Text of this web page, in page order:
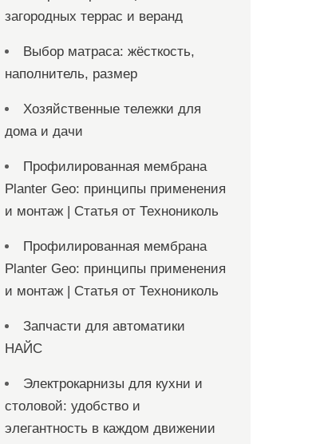
загородных террас и веранд
Выбор матраса: жёсткость,
наполнитель, размер
Хозяйственные тележки для
дома и дачи
Профилированная мембрана
Planter Geo: принципы применения
и монтаж | Статья от Технониколь
Профилированная мембрана
Planter Geo: принципы применения
и монтаж | Статья от Технониколь
Запчасти для автоматики
НАЙС
Электрокарнизы для кухни и
столовой: удобство и
элегантность в каждом движении